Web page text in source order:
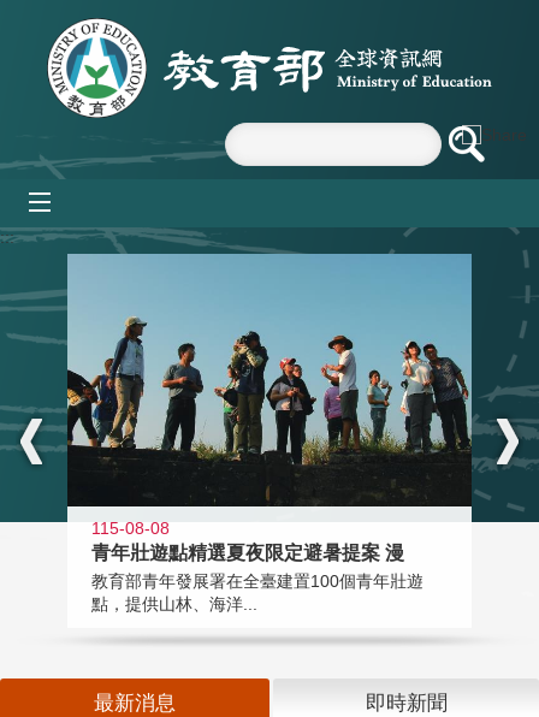
跳到主要內容區塊
:::
115-08-08
青年壯遊點精選夏夜限定避暑提案 漫
教育部青年發展署在全臺建置100個青年壯遊
點，提供山林、海洋...
最新消息 即時新聞